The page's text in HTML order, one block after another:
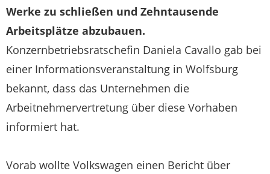
Werke zu schließen und Zehntausende
Arbeitsplätze abzubauen.
Konzernbetriebsratschefin Daniela Cavallo gab bei
einer Informationsveranstaltung in Wolfsburg
bekannt, dass das Unternehmen die
Arbeitnehmervertretung über diese Vorhaben
informiert hat.
Vorab wollte Volkswagen einen Bericht über